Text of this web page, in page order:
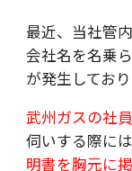
最近、当社管
会社名を名乗
が発生してお
武州ガスの社
伺いする際に
明書を胸元に